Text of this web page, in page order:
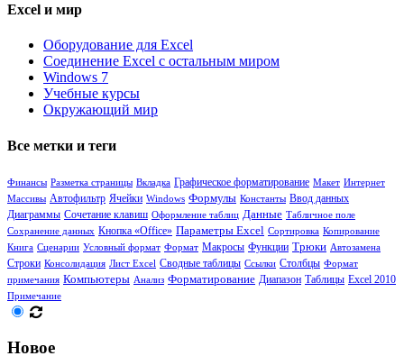
Excel и мир
Оборудование для Excel
Соединение Excel с остальным миром
Windows 7
Учебные курсы
Окружающий мир
Все метки и теги
Финансы Разметка страницы Вкладка Графическое форматирование Макет Интернет
Массивы Автофильтр Ячейки Windows Формулы Константы Ввод данных
Диаграммы Сочетание клавиш Оформление таблиц Данные Табличное поле
Сохранение данных Кнопка «Office» Параметры Excel Сортировка Копирование
Книга Сценарии Условный формат Формат Макросы Функции Трюки Автозамена
Строки Консолидация Лист Excel Сводные таблицы Ссылки Столбцы Формат
примечания Компьютеры Анализ Форматирование Диапазон Таблицы Excel 2010
Примечание
Новое